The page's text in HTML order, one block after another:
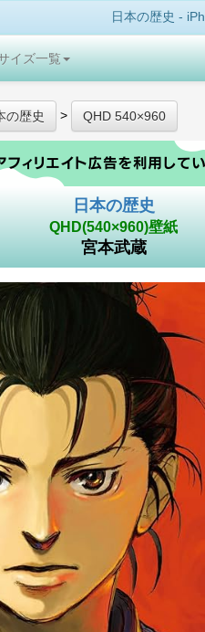
日本の歴史 -
イズ一覧
の歴史 > QHD 540×960
日本の歴史
QHD(540×960)壁紙
宮本武蔵